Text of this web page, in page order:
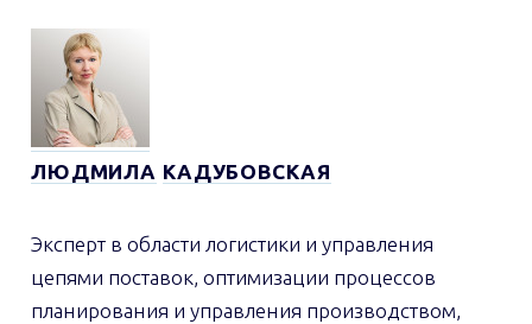
ЛЮДМИЛА КАДУБОВСКАЯ
Эксперт в области логистики и управления
цепями поставок, оптимизации процессов
планирования и управления производством,